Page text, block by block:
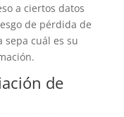
a ciertos datos
de pérdida de
sepa cuál es su
de